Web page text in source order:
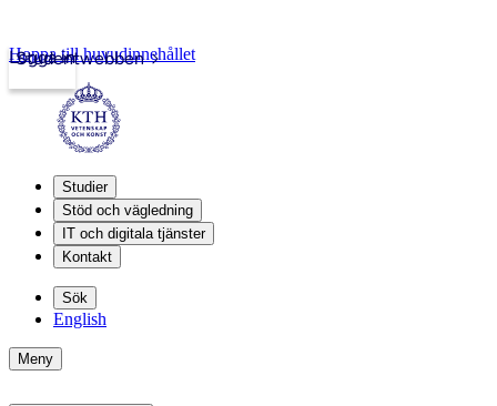
Studentwebben
Logga in
Hoppa till huvudinnehållet
Studier
Stöd och vägledning
IT och digitala tjänster
Kontakt
Sök
English
Meny